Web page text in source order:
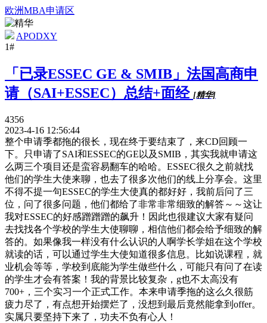
欧洲MBA申请区
APODXY
1#
「已录ESSEC GE & SMIB」法国高商申
请（SAI+ESSEC）总结+面经 [精华]
4356
2023-4-16 12:56:44
整个申请季都拖的很长，现在终于要结束了，来CD回顾一
下。只申请了SAI和ESSEC的GE以及SMIB，其实我就申请这
么两三个项目还是蛮容易翻车的哈哈。ESSEC很久之前就找
他们的学生大使来聊，也去了很多次他们的线上分享会。这里
不得不提一句ESSEC的学生大使真的都好好，我前后问了三
位，问了很多问题，他们都给了非常非常细致的解答～～这让
我对ESSEC的好感蹭蹭蹭的飙升！因此也很建议大家有疑问
去找找各个学校的学生大使聊聊，相信他们都会给予细致的解
答的。如果像我一样没有什么认识的人啊学长学姐在这个学校
就读的话，可以通过学生大使知道很多信息。比如说课程，就
业机会等等，学校到底能为学生做些什么，可能只有问了在读
的学生才会有答案！我的背景比较复杂，g也不太高没有
700+，三个实习一个正式工作。本来申请季拖的这么久很筋
疲力尽了，有点想开始摆烂了，没想到最后竟然能拿到offer。
实属只要坚持下来了，功夫不负有心人！